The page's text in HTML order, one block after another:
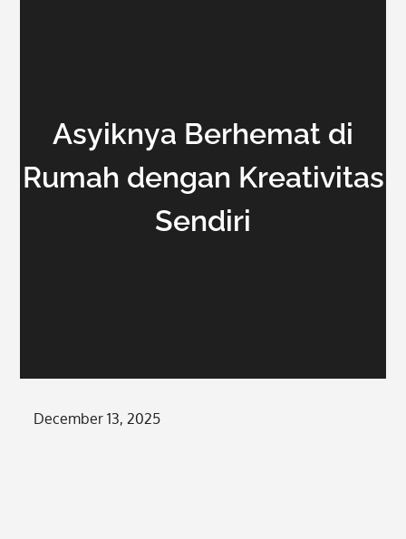
Asyiknya Berhemat di
Rumah dengan Kreativitas
Sendiri
Posted
December 13, 2025